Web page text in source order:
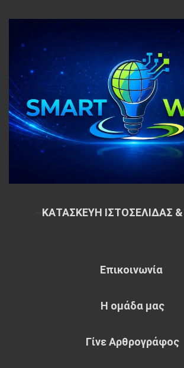
ΚΑΤΑΣΚΕΥΗ ΙΣΤΟΣΕΛΙΔΑΣ &
Επικοινωνία
Η ομάδα μας
Γίνε Αρθρογράφος